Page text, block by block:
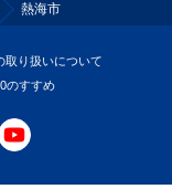
熱海市
取り扱いについて
のすすめ